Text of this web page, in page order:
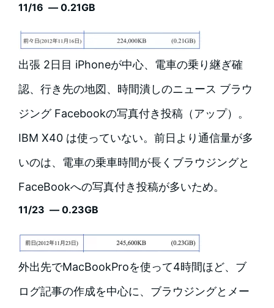
11/16 — 0.21GB
出張 2日目 iPhoneが中心、電車の乗り継ぎ確
認、行き先の地図、時間潰しのニュース ブラウ
ジング Facebookの写真付き投稿（アップ）。
IBM X40 は使っていない。前日より通信量が多
いのは、電車の乗車時間が長くブラウジングと
FaceBookへの写真付き投稿が多いため。
11/23 — 0.23GB
外出先でMacBookProを使って4時間ほど、ブ
ログ記事の作成を中心に、ブラウジングとメー